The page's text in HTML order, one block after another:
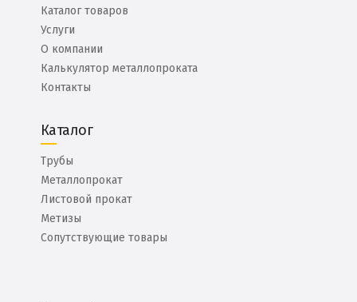
Каталог товаров
Услуги
О компании
Калькулятор металлопроката
Контакты
Каталог
Трубы
Металлопрокат
Листовой прокат
Метизы
Сопутствующие товары